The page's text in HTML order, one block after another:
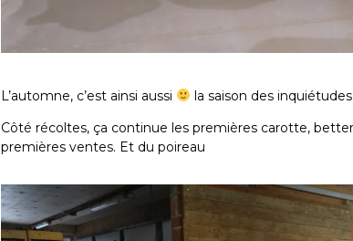
L’automne, c’est ainsi aussi
la saison des
Côté récoltes, ça continue les premières carotte,
premières ventes. Et du poireau